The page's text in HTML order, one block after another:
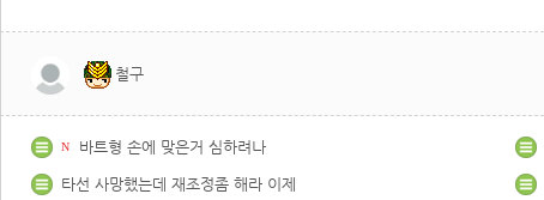
철구
N 바트형 손에 맞은거 심하려나
타선 사망했는데 재조정좀 해라 이제